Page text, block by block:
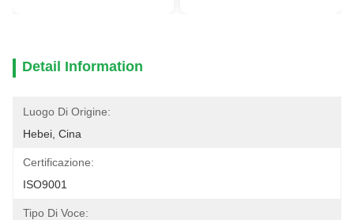
Detail Information
Luogo Di Origine:
Hebei, Cina
Certificazione:
ISO9001
Tipo Di Voce: